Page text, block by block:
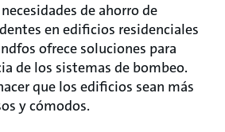
de ahorro de
en edificios residenciales
ofrece soluciones para
de los sistemas de bombeo.
que los edificios sean más
y cómodos.